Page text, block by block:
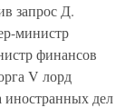
запрос Д.
министр
финансов
V лорд
дел